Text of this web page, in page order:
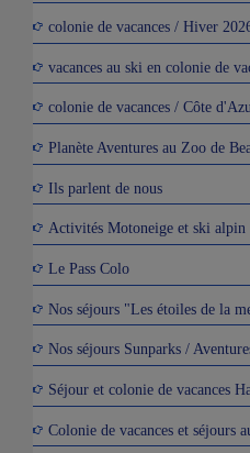
colonie de vacances / Hiver
vacances au ski en colonie de
colonie de vacances / Côte
Planète Aventures au Zoo de
Ils parlent de nous
Activités Motoneige et ski alpin
Le Pass Colo
Nos séjours "Les étoiles de la
Nos séjours Sunparks /
Séjour et colonie de vacances
Colonie de vacances et séjours